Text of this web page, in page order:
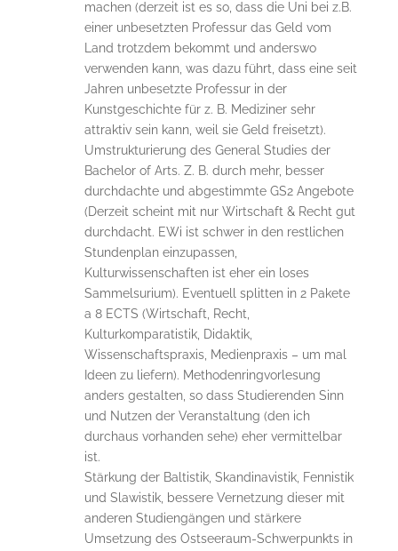
machen (derzeit ist es so, dass die Uni bei z.B.
einer unbesetzten Professur das Geld vom
Land trotzdem bekommt und anderswo
verwenden kann, was dazu führt, dass eine seit
Jahren unbesetzte Professur in der
Kunstgeschichte für z. B. Mediziner sehr
attraktiv sein kann, weil sie Geld freisetzt).
Umstrukturierung des General Studies der
Bachelor of Arts. Z. B. durch mehr, besser
durchdachte und abgestimmte GS2 Angebote
(Derzeit scheint mit nur Wirtschaft & Recht gut
durchdacht. EWi ist schwer in den restlichen
Stundenplan einzupassen,
Kulturwissenschaften ist eher ein loses
Sammelsurium). Eventuell splitten in 2 Pakete
a 8 ECTS (Wirtschaft, Recht,
Kulturkomparatistik, Didaktik,
Wissenschaftspraxis, Medienpraxis – um mal
Ideen zu liefern). Methodenringvorlesung
anders gestalten, so dass Studierenden Sinn
und Nutzen der Veranstaltung (den ich
durchaus vorhanden sehe) eher vermittelbar
ist.
Stärkung der Baltistik, Skandinavistik, Fennistik
und Slawistik, bessere Vernetzung dieser mit
anderen Studiengängen und stärkere
Umsetzung des Ostseeraum-Schwerpunkts in